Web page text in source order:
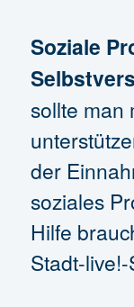
Soziale
sollte man
der
soziales
Hilfe
Stadt-